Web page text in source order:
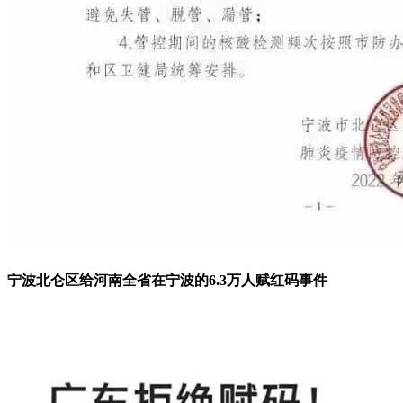
宁波北仑区给河南全省在宁波的6.3万人赋红码事件